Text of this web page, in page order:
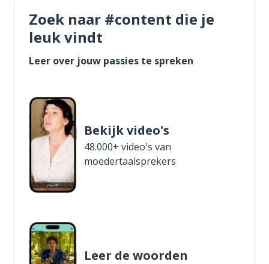
Zoek naar #content die je
leuk vindt
Leer over jouw passies te spreken
Bekijk video's
48.000+ video's van
moedertaalsprekers
Leer de woorden